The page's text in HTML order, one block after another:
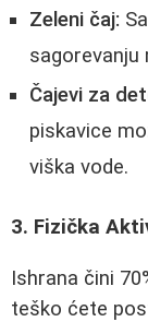
Zeleni čaj:
sagorevanju
Čajevi za
piskavice
viška vode.
3. Fizička
Ishrana čini
teško ćete